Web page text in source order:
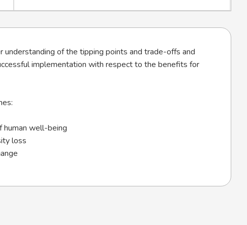
of the tipping points and trade-offs and
implementation with respect to the benefits for
well-being
loss